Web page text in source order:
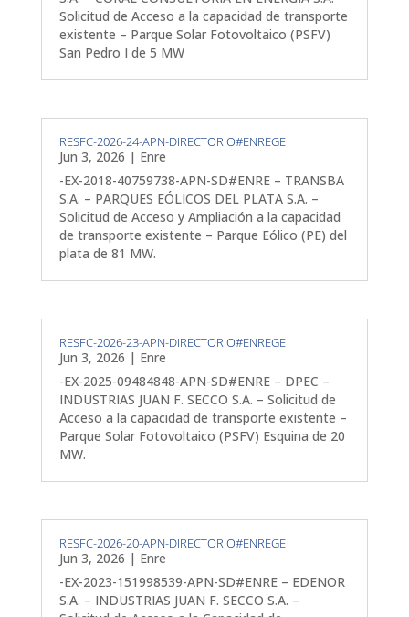
Solicitud de Acceso a la capacidad de transporte
existente – Parque Solar Fotovoltaico (PSFV)
San Pedro I de 5 MW
RESFC-2026-24-APN-DIRECTORIO#ENREGE
Jun 3, 2026 | Enre
-EX-2018-40759738-APN-SD#ENRE – TRANSBA
S.A. – PARQUES EÓLICOS DEL PLATA S.A. –
Solicitud de Acceso y Ampliación a la capacidad
de transporte existente – Parque Eólico (PE) del
plata de 81 MW.
RESFC-2026-23-APN-DIRECTORIO#ENREGE
Jun 3, 2026 | Enre
-EX-2025-09484848-APN-SD#ENRE – DPEC –
INDUSTRIAS JUAN F. SECCO S.A. – Solicitud de
Acceso a la capacidad de transporte existente –
Parque Solar Fotovoltaico (PSFV) Esquina de 20
MW.
RESFC-2026-20-APN-DIRECTORIO#ENREGE
Jun 3, 2026 | Enre
-EX-2023-151998539-APN-SD#ENRE – EDENOR
S.A. – INDUSTRIAS JUAN F. SECCO S.A. –